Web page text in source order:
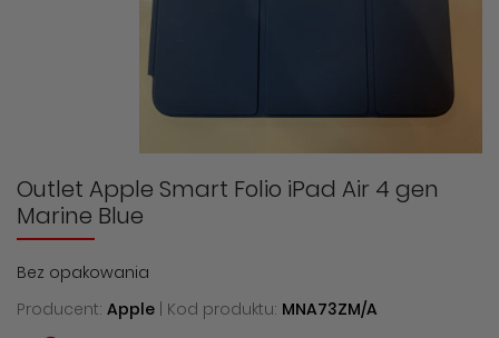
Outlet Apple Smart Folio iPad Air 4 gen
Marine Blue
Bez opakowania
Producent: Apple | Kod produktu: MNA73ZM/A